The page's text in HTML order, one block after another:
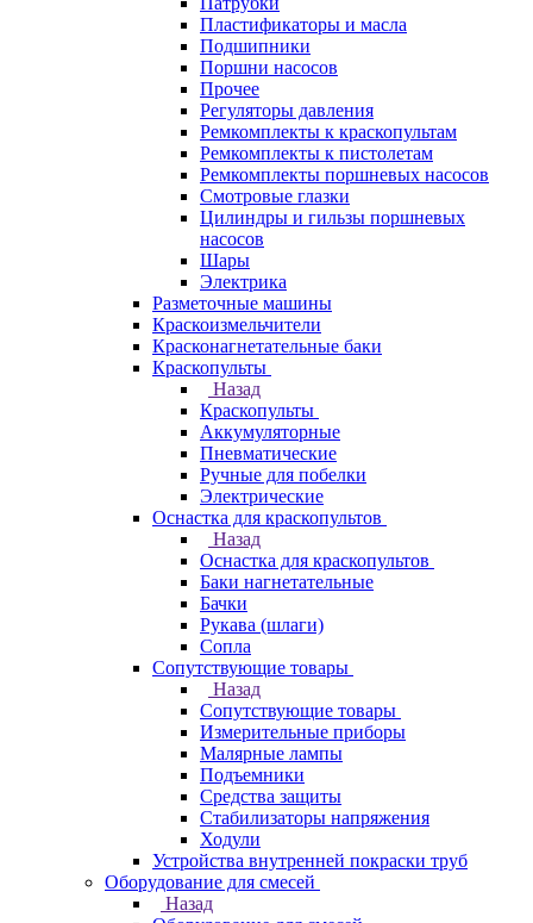
Пластификаторы и масла
Подшипники
Поршни насосов
Прочее
Регуляторы давления
Ремкомплекты к краскопультам
Ремкомплекты к пистолетам
Ремкомплекты поршневых насосов
Смотровые глазки
Цилиндры и гильзы поршневых
насосов
Шары
Электрика
Разметочные машины
Краскоизмельчители
Красконагнетательные баки
Краскопульты
Назад
Краскопульты
Аккумуляторные
Пневматические
Ручные для побелки
Электрические
Оснастка для краскопультов
Назад
Оснастка для краскопультов
Баки нагнетательные
Бачки
Рукава (шлаги)
Сопла
Сопутствующие товары
Назад
Сопутствующие товары
Измерительные приборы
Малярные лампы
Подъемники
Средства защиты
Стабилизаторы напряжения
Ходули
Устройства внутренней покраски труб
Оборудование для смесей
Назад